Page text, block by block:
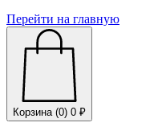
Перейти на главную
Корзина (0) 0 ₽